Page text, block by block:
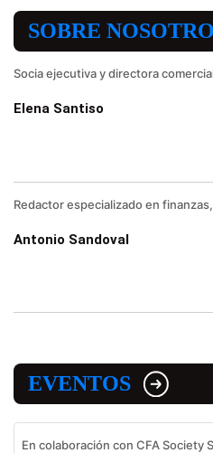
SOBRE
Socia ejecutiva y directora
Elena Santiso
Redactor especializado en
Antonio Sandoval
EVENTOS
En colaboración con CFA Society